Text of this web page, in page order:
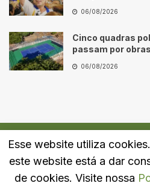
06/08/2026
Cinco quadras
passam por
06/08/2026
Quem Somos Fale Conosco
Esse website utiliza
este website está a dar
de cookies. Visite nossa